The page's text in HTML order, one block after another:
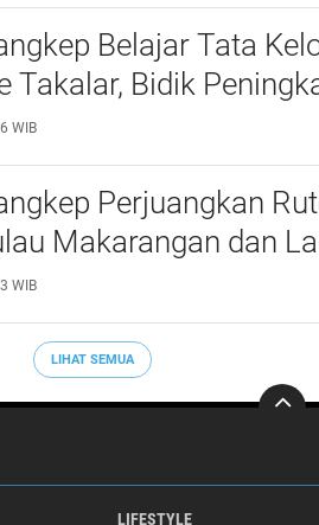
Belajar Tata
Takalar, Bidik
WIB
Perjuangkan
Makarangan dan
WIB
LIHAT SEMUA
LIFESTYLE